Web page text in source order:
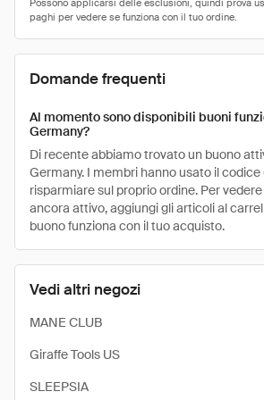
Vedi altri negozi
MANE CLUB
Giraffe Tools US
SLEEPSIA
Domande frequenti
Al momento sono disponibili buoni
Germany?
Di recente abbiamo trovato un buono
Germany. I membri hanno usato il
risparmiare sul proprio ordine. Per
ancora attivo, aggiungi gli articoli al
buono funziona con il tuo acquisto.